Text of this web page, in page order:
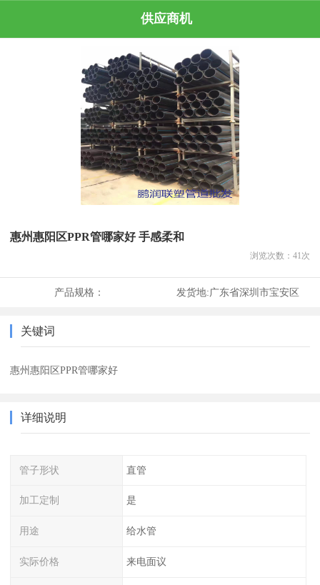
供应商机
惠州惠阳区PPR管哪家好 手感柔和
浏览次数： 41 次
产品规格： 发货地:广东省深圳市宝安区
关键词
惠州惠阳区PPR管哪家好
详细说明
管子形状 直管
加工定制 是
用途 给水管
实际价格 来电面议